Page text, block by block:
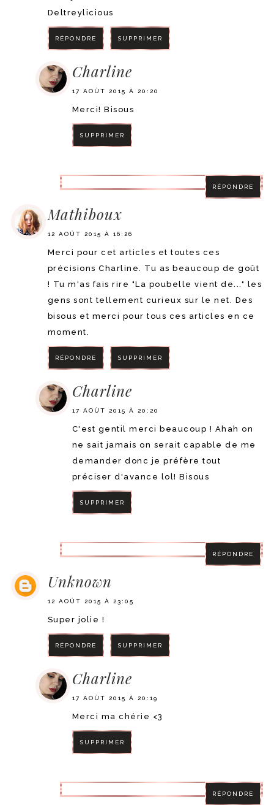
Deltreylicious
RÉPONDRE SUPPRIMER
Charline
17 AOÛT 2015 À 20:20
Merci! Bisous
SUPPRIMER
RÉPONDRE
Mathiboux
12 AOÛT 2015 À 16:26
Merci pour cet articles et toutes ces
précisions Charline. Tu as beaucoup de goût
! Tu m'as fais rire "La poubelle vient de..." les
gens sont tellement curieux sur le net. Des
bisous et merci pour tous ces articles en ce
moment.
RÉPONDRE SUPPRIMER
Charline
17 AOÛT 2015 À 20:20
C'est gentil merci beaucoup ! Ahah on
ne sait jamais on serait capable de me
demander donc je préfère tout
préciser d'avance lol! Bisous
SUPPRIMER
RÉPONDRE
Unknown
12 AOÛT 2015 À 23:05
Super jolie !
RÉPONDRE SUPPRIMER
Charline
17 AOÛT 2015 À 20:19
Merci ma chérie <3
SUPPRIMER
RÉPONDRE